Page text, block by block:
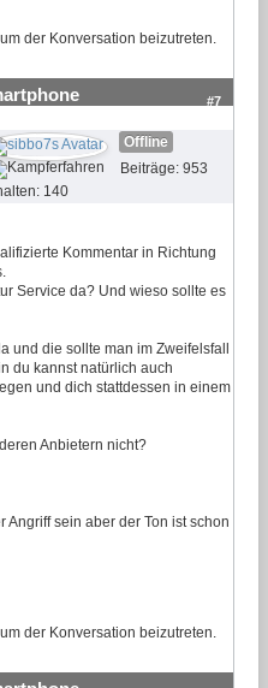
um der Konversation beizutreten.
#7
Offline
Beiträge: 953
140
Kommentar in Richtung
Service da? Und wieso sollte es
und die sollte man im Zweifelsfall
du kannst natürlich auch
und dich stattdessen in einem
Anbietern nicht?
sein aber der Ton ist schon
um der Konversation beizutreten.